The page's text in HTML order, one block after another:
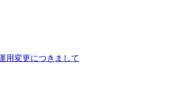
用変更につきまして